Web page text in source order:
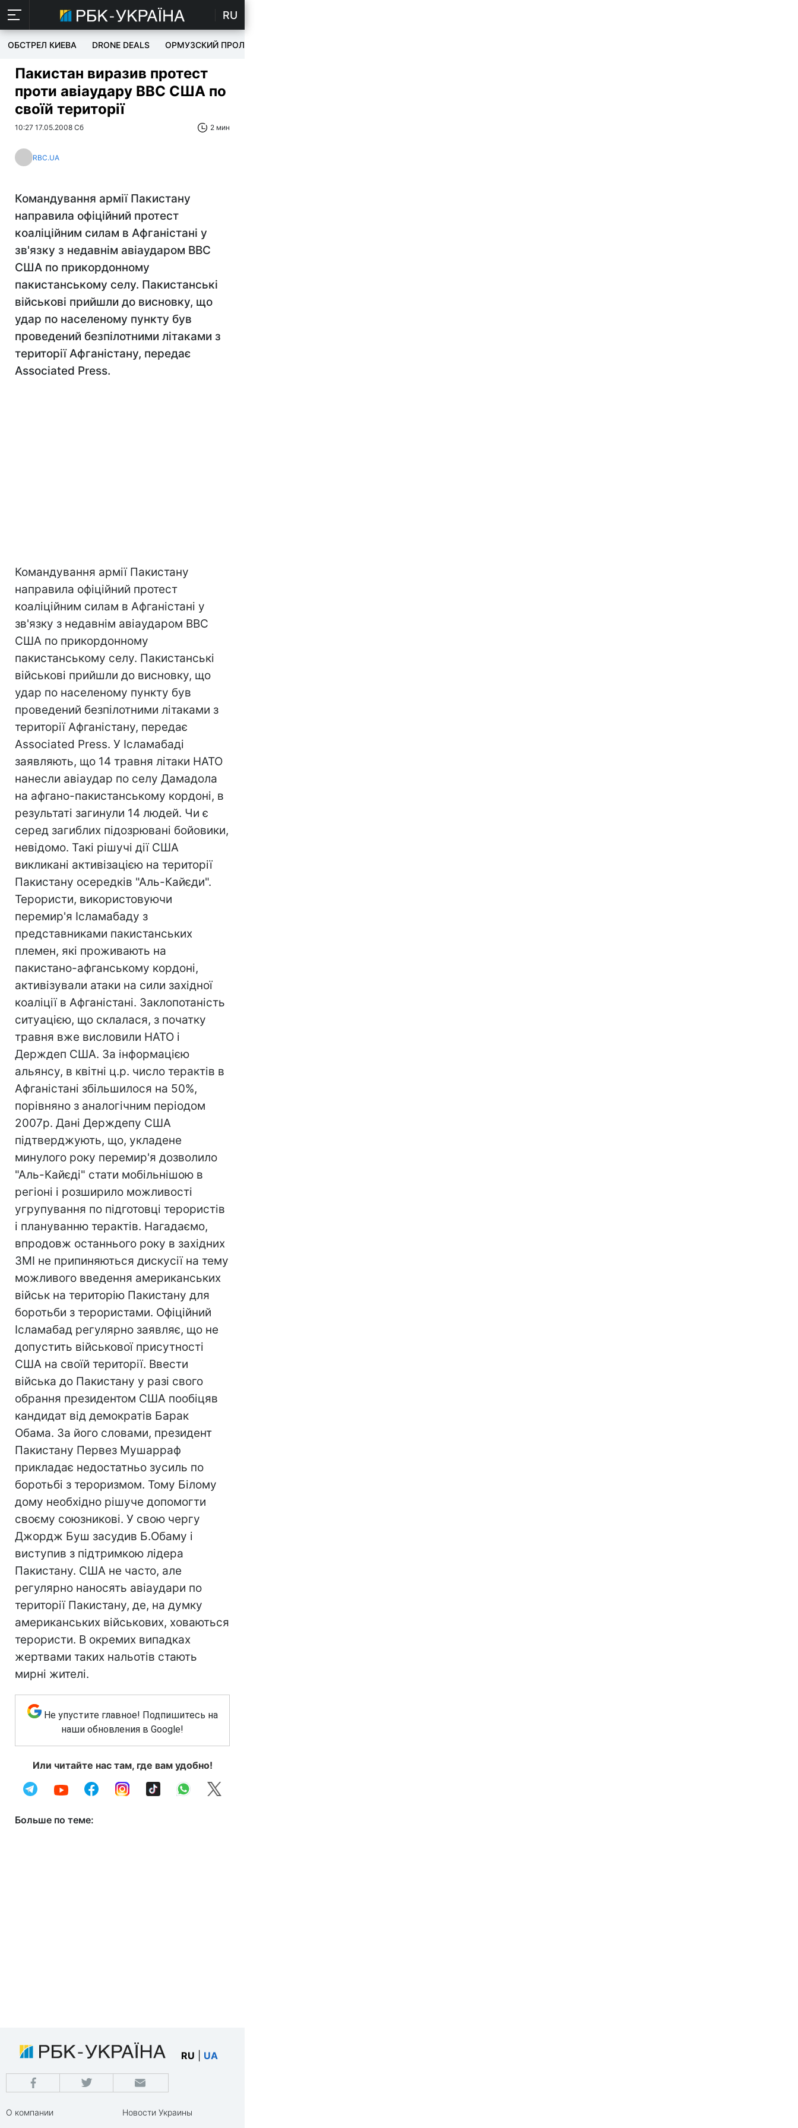
RU
ОБСТРЕЛ КИЕВА DRONE DEALS ОРМУЗСКИЙ ПРОЛИВ
Пакистан виразив протест
проти авіаудару ВВС США по
своїй території
10:27 17.05.2008 Сб 2 мин
RBC.UA
Командування армії Пакистану
направила офіційний протест
коаліційним силам в Афганістані у
зв'язку з недавнім авіаударом ВВС
США по прикордонному
пакистанському селу. Пакистанські
військові прийшли до висновку, що
удар по населеному пункту був
проведений безпілотними літаками з
території Афганістану, передає
Associated Press.
Командування армії Пакистану
направила офіційний протест
коаліційним силам в Афганістані у
зв'язку з недавнім авіаударом ВВС
США по прикордонному
пакистанському селу. Пакистанські
військові прийшли до висновку, що
удар по населеному пункту був
проведений безпілотними літаками з
території Афганістану, передає
Associated Press. У Ісламабаді
заявляють, що 14 травня літаки НАТО
нанесли авіаудар по селу Дамадола
на афгано-пакистанському кордоні, в
результаті загинули 14 людей. Чи є
серед загиблих підозрювані бойовики,
невідомо. Такі рішучі дії США
викликані активізацією на території
Пакистану осередків "Аль-Кайєди".
Терористи, використовуючи
перемир'я Ісламабаду з
представниками пакистанських
племен, які проживають на
пакистано-афганському кордоні,
активізували атаки на сили західної
коаліції в Афганістані. Заклопотаність
ситуацією, що склалася, з початку
травня вже висловили НАТО і
Держдеп США. За інформацією
альянсу, в квітні ц.р. число терактів в
Афганістані збільшилося на 50%,
порівняно з аналогічним періодом
2007р. Дані Держдепу США
підтверджують, що, укладене
минулого року перемир'я дозволило
"Аль-Кайєді" стати мобільнішою в
регіоні і розширило можливості
угрупування по підготовці терористів
і плануванню терактів. Нагадаємо,
впродовж останнього року в західних
ЗМІ не припиняються дискусії на тему
можливого введення американських
військ на територію Пакистану для
боротьби з терористами. Офіційний
Ісламабад регулярно заявляє, що не
допустить військової присутності
США на своїй території. Ввести
війська до Пакистану у разі свого
обрання президентом США пообіцяв
кандидат від демократів Барак
Обама. За його словами, президент
Пакистану Первез Мушарраф
прикладає недостатньо зусиль по
боротьбі з тероризмом. Тому Білому
дому необхідно рішуче допомогти
своєму союзникові. У свою чергу
Джордж Буш засудив Б.Обаму і
виступив з підтримкою лідера
Пакистану. США не часто, але
регулярно наносять авіаудари по
території Пакистану, де, на думку
американських військових, ховаються
терористи. В окремих випадках
жертвами таких нальотів стають
мирні жителі.
Не упустите главное! Подпишитесь на
наши обновления в Google!
Или читайте нас там, где вам удобно!
Больше по теме:
RU UA
О компании
Новости Украины